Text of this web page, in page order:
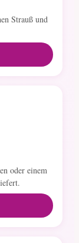
Strauß und
oder einem